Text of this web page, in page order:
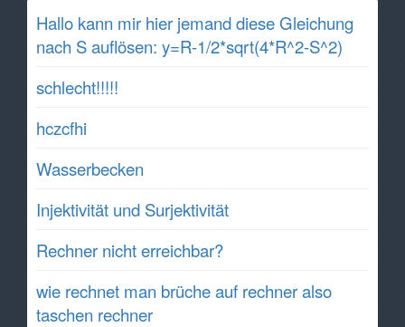
Hallo kann mir hier jemand diese Gleichung
nach S auflösen: y=R-1/2*sqrt(4*R^2-S^2)
schlecht!!!!!
hczcfhi
Wasserbecken
Injektivität und Surjektivität
Rechner nicht erreichbar?
wie rechnet man brüche auf rechner also
taschen rechner